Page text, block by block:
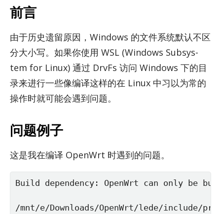
前言
由于历史遗留原因，Win­dows 的文件系统默认不区
分大小写。如果你使用 WSL (Win­dows Sub­sys­
tem for Linux) 通过 DrvFs 访问 Win­dows 下的目
录来进行一些像编译这样的在 Linux 中习以为常的
操作时就可能会遇到问题。
问题例子
这是我在编译 Open­Wrt 时遇到的问题。
Build dependency: OpenWrt can only be
/mnt/e/Downloads/OpenWrt/lede/include/